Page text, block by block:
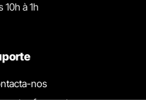
10h à 1h
nos
frequentes